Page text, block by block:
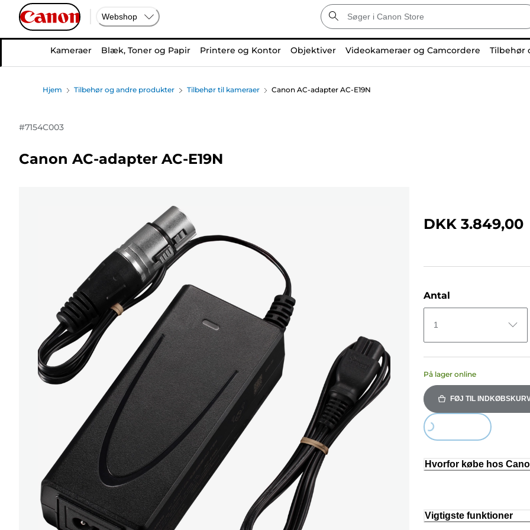
Webshop
Kameraer Blæk, Toner og Papir Printere og Kontor Objektiver Videokameraer og Camcordere Tilbehør
Hjem Tilbehør og andre produkter Tilbehør til kameraer Canon AC-adapter AC-E19N
#7154C003
Canon AC-adapter AC-E19N
DKK 3.849,00
Antal
1
På lager online
FØJ TIL
Loading...
Hvorfor købe hos
Vigtigste funktioner